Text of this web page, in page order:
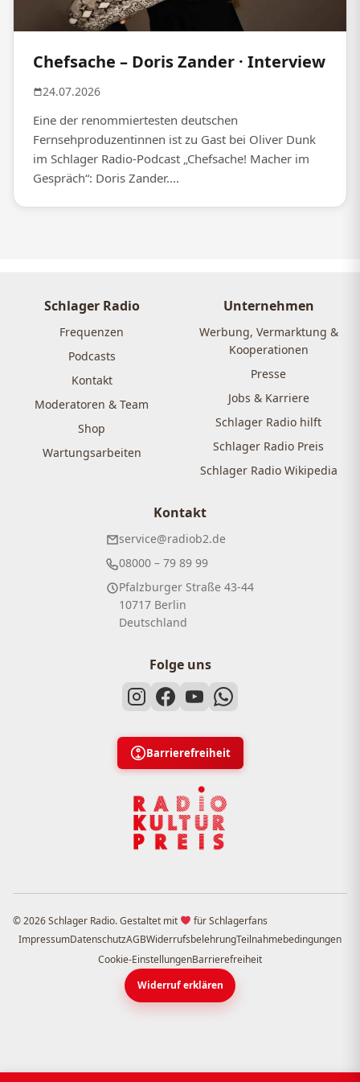
Chefsache – Doris Zander · Interview
24.07.2026
Eine der renommiertesten deutschen
Fernsehproduzentinnen ist zu Gast bei Oliver Dunk
im Schlager Radio-Podcast „Chefsache! Macher im
Gespräch“: Doris Zander....
Schlager Radio
Frequenzen
Podcasts
Kontakt
Moderatoren & Team
Shop
Wartungsarbeiten
Unternehmen
Werbung, Vermarktung &
Kooperationen
Presse
Jobs & Karriere
Schlager Radio hilft
Schlager Radio Preis
Schlager Radio Wikipedia
Kontakt
service@radiob2.de
08000 – 79 89 99
Pfalzburger Straße 43-44
10717 Berlin
Deutschland
Folge uns
Barrierefreiheit
© 2026 Schlager Radio. Gestaltet mit
für Schlagerfans
ImpressumDatenschutzAGBWiderrufsbelehrungTeilnahmebedingungen
Cookie-EinstellungenBarrierefreiheit
Widerruf erklären